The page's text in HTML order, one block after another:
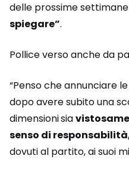
delle prossime settimane
spiegare”.
Pollice verso anche da
“Penso che annunciare
dopo avere subito una
dimensionisia
senso di
dovuti al partito, ai suoi